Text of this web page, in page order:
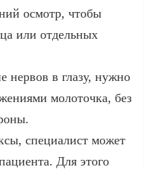
осмотр, чтобы
или отдельных
нервов в глазу, нужно
молоточка, без
специалист может
Для этого